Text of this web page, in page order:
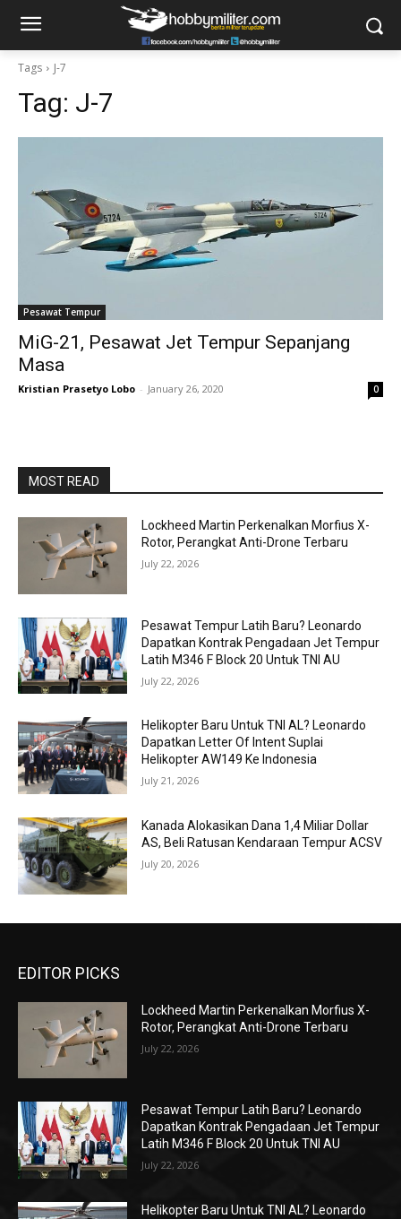
Tags J-7
Tag: J-7
Pesawat Tempur
MiG-21, Pesawat Jet Tempur Sepanjang
Masa
Kristian Prasetyo Lobo - January 26, 2020 0
MOST READ
Lockheed Martin Perkenalkan Morfius X-
Rotor, Perangkat Anti-Drone Terbaru
July 22, 2026
Pesawat Tempur Latih Baru? Leonardo
Dapatkan Kontrak Pengadaan Jet Tempur
Latih M346 F Block 20 Untuk TNI AU
July 22, 2026
Helikopter Baru Untuk TNI AL? Leonardo
Dapatkan Letter Of Intent Suplai
Helikopter AW149 Ke Indonesia
July 21, 2026
Kanada Alokasikan Dana 1,4 Miliar Dollar
AS, Beli Ratusan Kendaraan Tempur ACSV
July 20, 2026
EDITOR PICKS
Lockheed Martin Perkenalkan Morfius X-
Rotor, Perangkat Anti-Drone Terbaru
July 22, 2026
Pesawat Tempur Latih Baru? Leonardo
Dapatkan Kontrak Pengadaan Jet Tempur
Latih M346 F Block 20 Untuk TNI AU
July 22, 2026
Helikopter Baru Untuk TNI AL? Leonardo